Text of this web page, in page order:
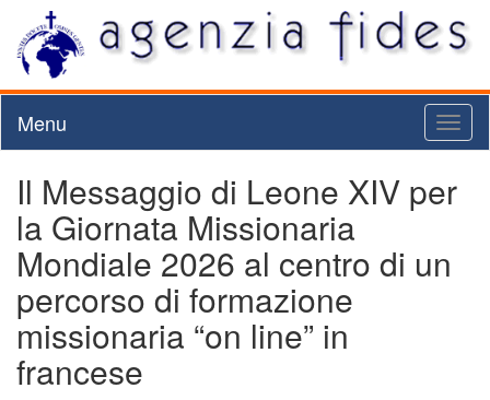
Menu
Il Messaggio di Leone XIV per
la Giornata Missionaria
Mondiale 2026 al centro di un
percorso di formazione
missionaria “on line” in
francese